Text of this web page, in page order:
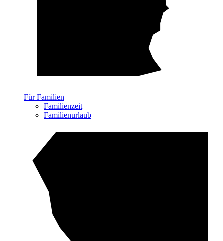
Für Familien
Familienzeit
Familienurlaub